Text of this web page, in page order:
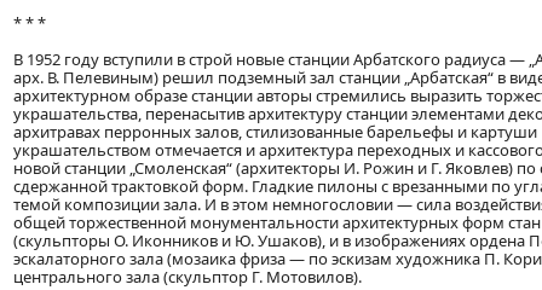
* * *
В 1952 году вступили в строй новые станции Арбатского радиуса —
арх. В. Пелевиным) решил подземный зал станции „Арбатская“ в
архитектурном образе станции авторы стремились выразить
украшательства, перенасытив архитектуру станции элементами
архитравах перронных залов, стилизованные барельефы и
украшательством отмечается и архитектура переходных и
новой станции „Смоленская“ (архитекторы И. Рожин и Г. Яковлев)
сдержанной трактовкой форм. Гладкие пилоны с врезанными по
темой композиции зала. И в этом немногословии — сила
общей торжественной монументальности архитектурных форм
(скульпторы О. Иконников и Ю. Ушаков), и в изображениях ордена
эскалаторного зала (мозаика фриза — по эскизам художника П.
центрального зала (скульптор Г. Мотовилов).